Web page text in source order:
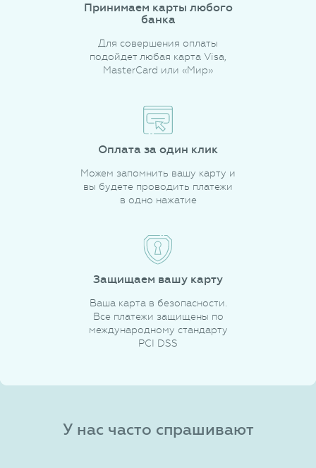
Принимаем карты любого
банка
Для совершения оплаты
подойдет любая карта Visa,
MasterCard или «Мир»
Оплата за один клик
Можем запомнить вашу карту и
вы будете проводить платежи
в одно нажатие
Защищаем вашу карту
Ваша карта в безопасности.
Все платежи защищены по
международному стандарту
PCI DSS
У нас часто спрашивают